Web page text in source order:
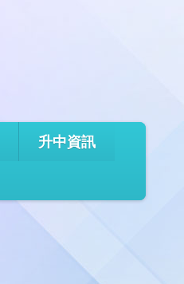
升中資訊